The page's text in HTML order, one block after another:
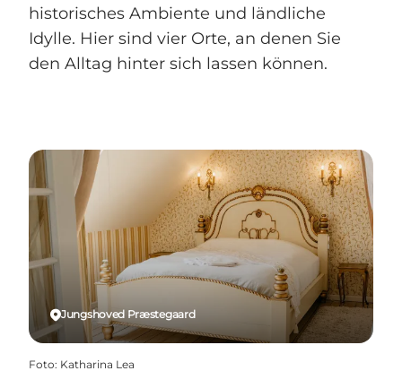
historisches Ambiente und ländliche
Idylle. Hier sind vier Orte, an denen Sie
den Alltag hinter sich lassen können.
Jungshoved Præstegaard
Foto: Katharina Lea